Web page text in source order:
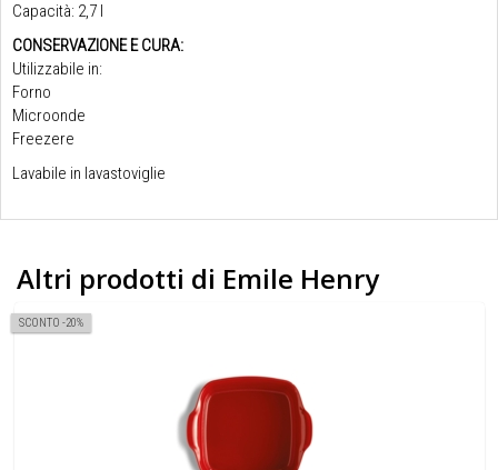
Capacità: 2,7 l
CONSERVAZIONE E CURA:
Utilizzabile in:
Forno
Microonde
Freezere
Lavabile in lavastoviglie
Altri prodotti di Emile Henry
SCONTO -20%